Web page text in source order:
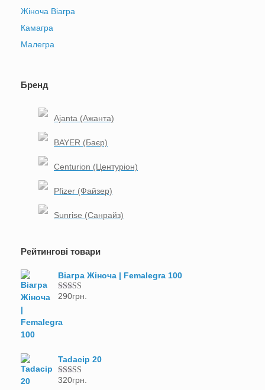
Жіноча Віагра
Камагра
Малегра
Бренд
Ajanta (Ажанта)
BAYER (Баєр)
Centurion (Центуріон)
Pfizer (Файзер)
Sunrise (Санрайз)
Рейтингові товари
Віагра Жіноча | Femalegra 100
Оцінено в
290грн.
Tadacip 20
Оцінено в
320грн.